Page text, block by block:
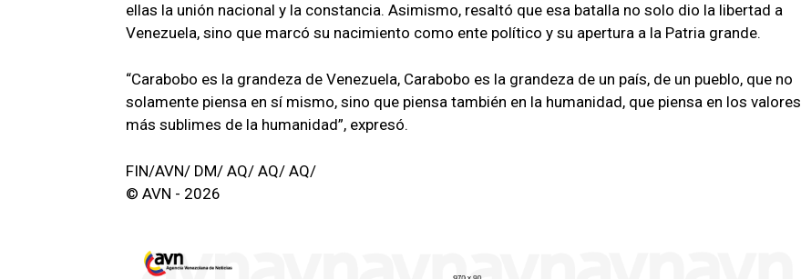
ellas la unión nacional y la constancia. Asimismo, resaltó que esa batalla no solo dio la libertad a
Venezuela, sino que marcó su nacimiento como ente político y su apertura a la Patria grande.
“Carabobo es la grandeza de Venezuela, Carabobo es la grandeza de un país, de un pueblo, que no
solamente piensa en sí mismo, sino que piensa también en la humanidad, que piensa en los valores
más sublimes de la humanidad”, expresó.
FIN/AVN/ DM/ AQ/ AQ/ AQ/
© AVN - 2026